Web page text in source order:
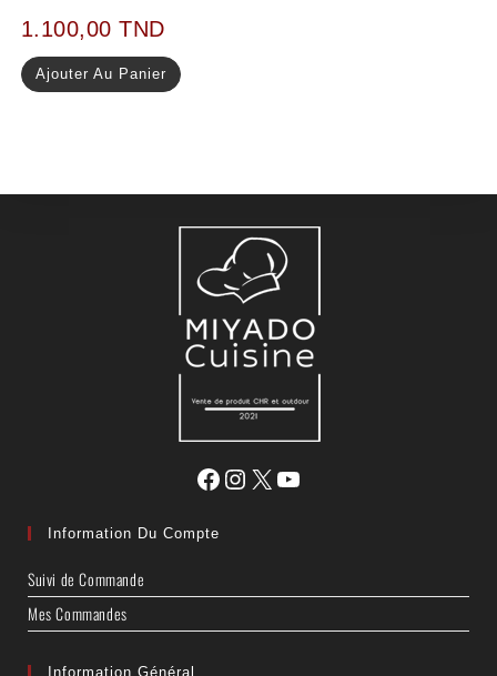
1.100,00TND
Ajouter Au Panier
Information Du Compte
Suivi de Commande
Mes Commandes
Information Général